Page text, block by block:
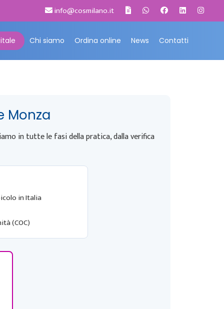
info@cosmilano.it
Chi siamo Ordina online News Contatti
Monza
in tutte le fasi della pratica, dalla verifica
in Italia
(COC)